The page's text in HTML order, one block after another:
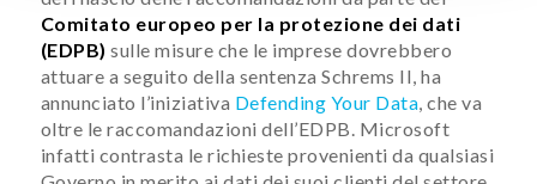
Comitato europeo per la protezione dei dati
(EDPB) sulle misure che le imprese dovrebbero
attuare a seguito della sentenza Schrems II, ha
annunciato l’iniziativa Defending Your Data, che va
oltre le raccomandazioni dell’EDPB. Microsoft
infatti contrasta le richieste provenienti da qualsiasi